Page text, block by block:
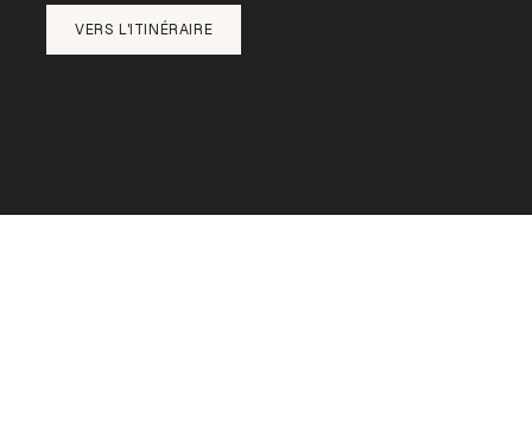
VERS L'ITINÉRAIRE